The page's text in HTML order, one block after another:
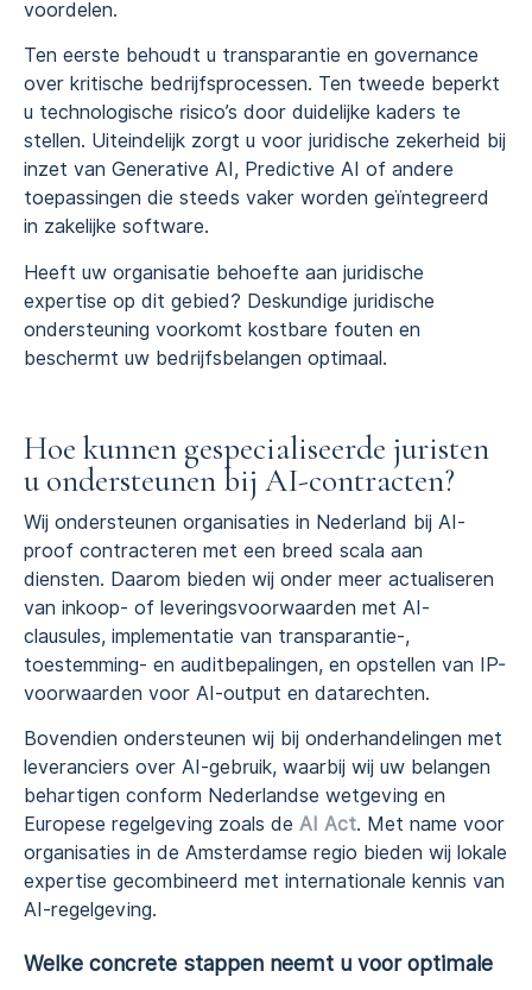
voordelen.
Ten eerste behoudt u transparantie en governance
over kritische bedrijfsprocessen. Ten tweede beperkt
u technologische risico’s door duidelijke kaders te
stellen. Uiteindelijk zorgt u voor juridische zekerheid bij
inzet van Generative AI, Predictive AI of andere
toepassingen die steeds vaker worden geïntegreerd
in zakelijke software.
Heeft uw organisatie behoefte aan juridische
expertise op dit gebied? Deskundige juridische
ondersteuning voorkomt kostbare fouten en
beschermt uw bedrijfsbelangen optimaal.
Hoe kunnen gespecialiseerde juristen
u ondersteunen bij AI-contracten?
Wij ondersteunen organisaties in Nederland bij AI-
proof contracteren met een breed scala aan
diensten. Daarom bieden wij onder meer actualiseren
van inkoop- of leveringsvoorwaarden met AI-
clausules, implementatie van transparantie-,
toestemming- en auditbepalingen, en opstellen van IP-
voorwaarden voor AI-output en datarechten.
Bovendien ondersteunen wij bij onderhandelingen met
leveranciers over AI-gebruik, waarbij wij uw belangen
behartigen conform Nederlandse wetgeving en
Europese regelgeving zoals de AI Act. Met name voor
organisaties in de Amsterdamse regio bieden wij lokale
expertise gecombineerd met internationale kennis van
AI-regelgeving.
Welke concrete stappen neemt u voor optimale